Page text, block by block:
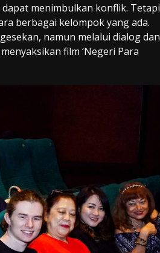
dapat menimbulkan konflik. Tetapi
berbagai kelompok yang ada.
namun melalui dialog dan
film ‘Negeri Para